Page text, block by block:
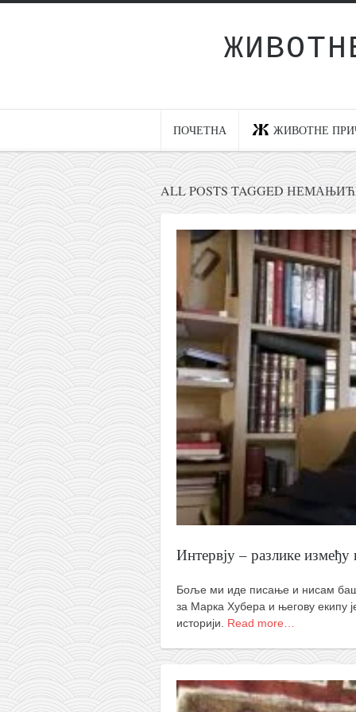
ПОЧЕТНА ЖИВОТНЕ
интернет пословање
исхраном до здравља
мој хаику
моменти и места
бонус садржај
светлопис
законоправило
духовни отац
православље
забрањена историја
ћирилица
породичне приче
прота Воја
уместо твитера
календар српски
азбуки и књиге
Окинава карате
најновије на блогу
моје белешке
историја каратеа
бубиши
карате
ALL POSTS TAGGED
Интервју – разлике између
Боље ми иде писање и нисам
за Марка Хубера и његову екипу
историји. Read more…